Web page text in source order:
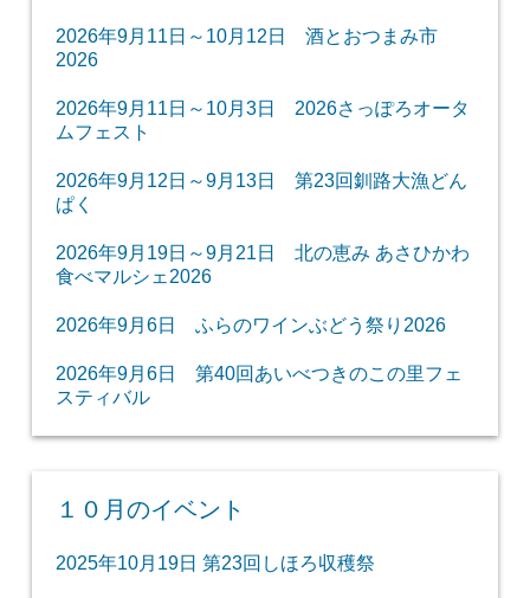
2026年9月11日～10月12日 酒とおつまみ市
2026
2026年9月11日～10月3日 2026さっぽろオータ
ムフェスト
2026年9月12日～9月13日 第23回釧路大漁どん
ぱく
2026年9月19日～9月21日 北の恵み あさひかわ
食べマルシェ2026
2026年9月6日 ふらのワインぶどう祭り2026
2026年9月6日 第40回あいべつきのこの里フェ
スティバル
１０月のイベント
2025年10月19日 第23回しほろ収穫祭